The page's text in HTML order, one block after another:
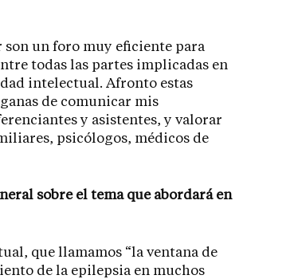
son un foro muy eficiente para
todas las partes implicadas en
intelectual. Afronto estas
de comunicar mis
y asistentes, y valorar
psicólogos, médicos de
sobre el tema que abordará en
que llamamos “la ventana de
de la epilepsia en muchos